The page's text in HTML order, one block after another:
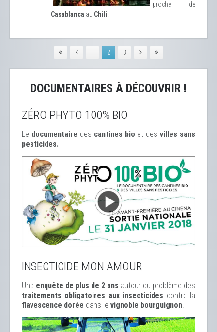
proche de
Casablanca au Chili
1 2 3
DOCUMENTAIRES À DÉCOUVRIR !
ZÉRO PHYTO 100% BIO
Le documentaire des cantines bio et desvilles sans
pesticides.
INSECTICIDE MON AMOUR
Une enquête de plus de 2 ans autour du problème des
traitements obligatoires aux insecticides contre la
flavescence dorée dans le vignoble bourguignon.